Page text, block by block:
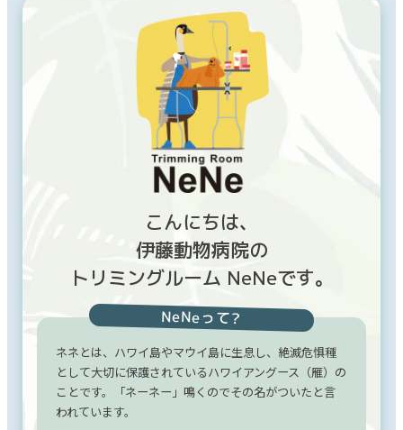
こんにちは、
伊藤動物病院の
トリミングルーム NeNeです。
NeNeって?
ネネとは、ハワイ島やマウイ島に生息し、絶滅危惧種
として大切に保護されているハワイアングース（雁）の
ことです。「ネーネー」鳴くのでその名がついたと言
われています。